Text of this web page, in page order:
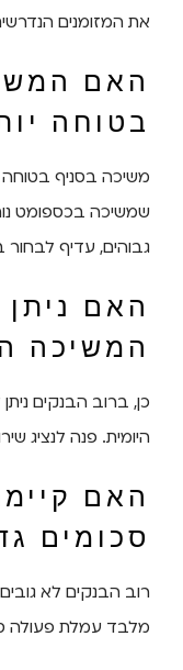
את המזומנים
האם
בטוחה
משיכה בסניף בטוחה
שמשיכה בכספומט
גבוהים, עדיף
האם
המשיכה
כן, ברוב הבנקים
היומית. פנה לנציג
האם
סכומים
רוב הבנקים לא
מלבד עמלת פעולה